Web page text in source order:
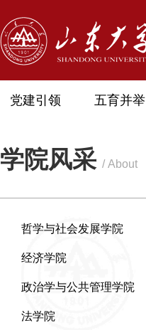
党建引领 五育并举
学院风采 / About
哲学与社会发展学院
经济学院
政治学与公共管理学院
法学院